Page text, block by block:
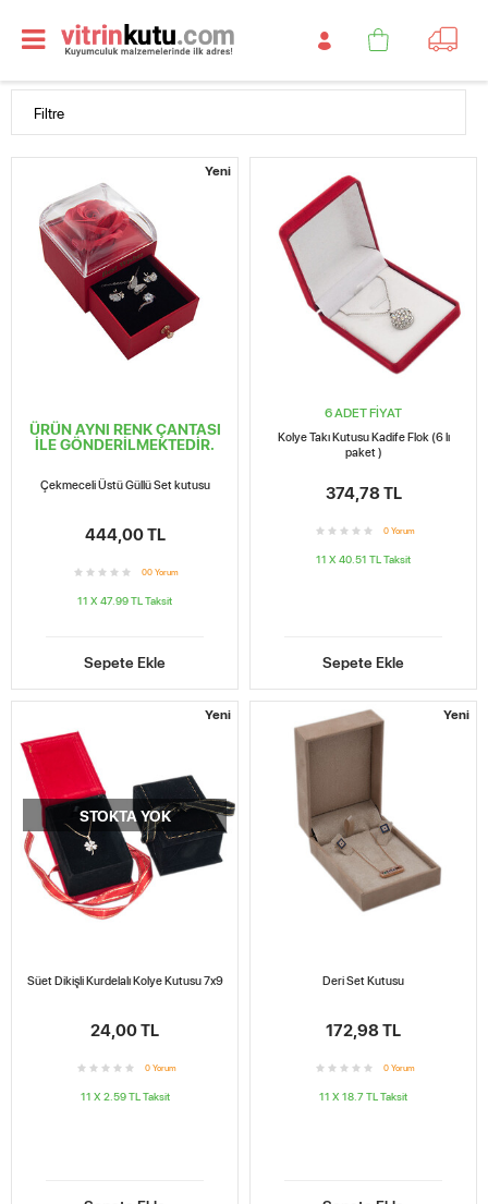
Filtre
Yeni
ÜRÜN AYNI RENK ÇANTASI
İLE GÖNDERİLMEKTEDİR.
Çekmeceli Üstü Güllü Set kutusu
444,00 TL
00 Yorum
11 X 47.99 TL Taksit
Sepete Ekle
6 ADET FİYAT
Kolye Takı Kutusu Kadife Flok (6 lı
paket )
374,78 TL
0 Yorum
11 X 40.51 TL Taksit
Sepete Ekle
Yeni
STOKTA YOK
Süet Dikişli Kurdelalı Kolye Kutusu 7x9
24,00 TL
0 Yorum
11 X 2.59 TL Taksit
Yeni
Deri Set Kutusu
172,98 TL
0 Yorum
11 X 18.7 TL Taksit